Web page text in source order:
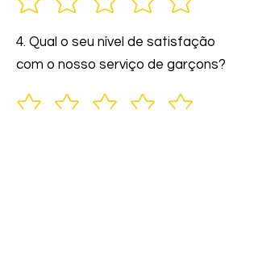
4. Qual o seu nível de satisfação
com o nosso serviço de garçons?